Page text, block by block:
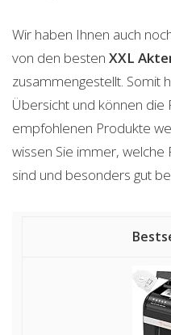
Wir haben Ihnen auch
von den besten XXL
zusammengestellt. Somit
Übersicht und können die
empfohlenen Produkte
wissen Sie immer,
sind und besonders gut